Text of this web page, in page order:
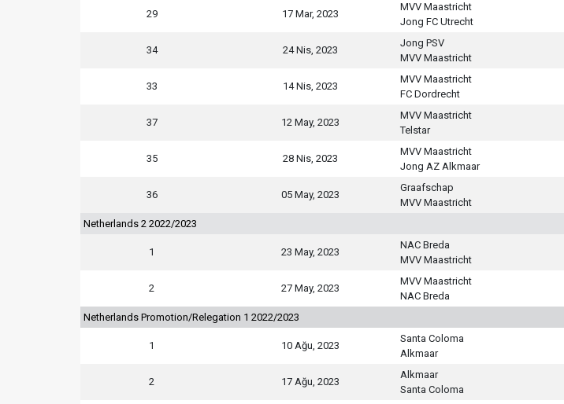
29 17 Mar, 2023
MVV Maastricht
Jong FC Utrecht
34 24 Nis, 2023
Jong PSV
MVV Maastricht
33 14 Nis, 2023
MVV Maastricht
FC Dordrecht
37 12 May, 2023
MVV Maastricht
Telstar
35 28 Nis, 2023
MVV Maastricht
Jong AZ Alkmaar
36 05 May, 2023
Graafschap
MVV Maastricht
Netherlands 2 2022/2023
1 23 May, 2023
NAC Breda
MVV Maastricht
2 27 May, 2023
MVV Maastricht
NAC Breda
Netherlands Promotion/Relegation 1 2022/2023
1 10 Ağu, 2023
Santa Coloma
Alkmaar
2 17 Ağu, 2023
Alkmaar
Santa Coloma